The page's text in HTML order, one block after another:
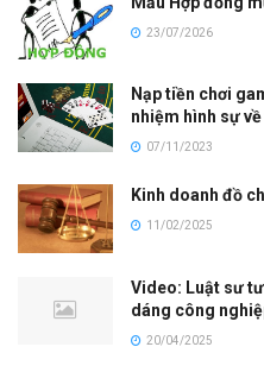
23/07/2026
Nạp tiền chơi
nhiệm hình sự
07/11/2023
Kinh doanh đồ
11/02/2025
Video: Luật sư
dáng công
20/04/2025